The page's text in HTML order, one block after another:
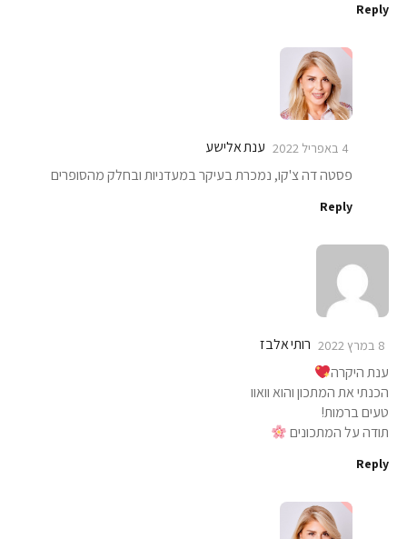
Reply
ענת אלישע 4 באפריל 2022
פסטה דה צ'קו, נמכרת בעיקר במעדניות ובחלק מהסופרים
Reply
רותי אלבז 8 במרץ 2022
ענת היקרה
הכנתי את המתכון והוא וואוו
טעים ברמות!
תודה על המתכונים
Reply